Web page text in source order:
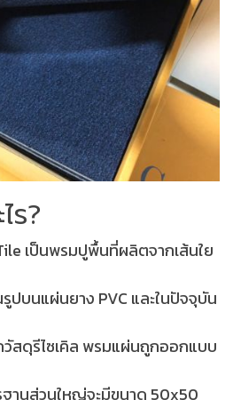
ร?
เป็นพรมปูพื้นที่ผลิตจากเส้นใย
ปบนแผ่นยาง PVC และในปัจจุบัน
สดุรีไซเคิล พรมแผ่นถูกออกแบบ
านส่วนใหญ่จะมีขนาด 50x50